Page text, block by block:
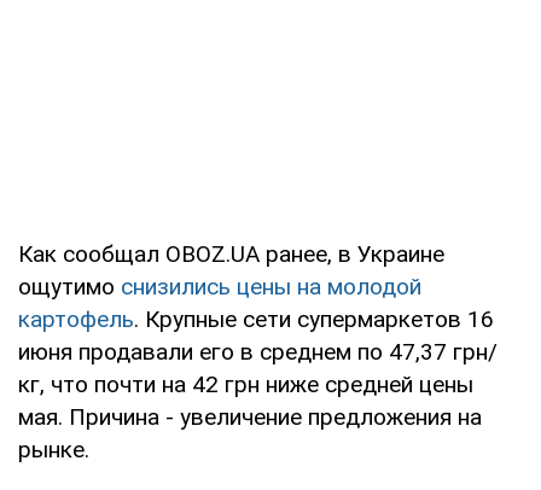
Как сообщал OBOZ.UA ранее, в Украине
ощутимо снизились цены на молодой
картофель. Крупные сети супермаркетов 16
июня продавали его в среднем по 47,37 грн/
кг, что почти на 42 грн ниже средней цены
мая. Причина - увеличение предложения на
рынке.